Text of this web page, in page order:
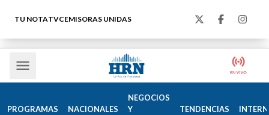
TU NOTATVCEMISORAS UNIDAS
PROGRAMAS NACIONALES
NEGOCIOS
Y
TENDENCIAS